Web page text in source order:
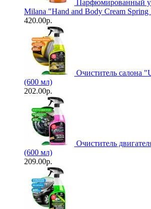
Парфюмированный
Milana "Hand and Body Cream
420.00р.
Очиститель салона
(600 мл)
202.00р.
Очиститель
(600 мл)
209.00р.